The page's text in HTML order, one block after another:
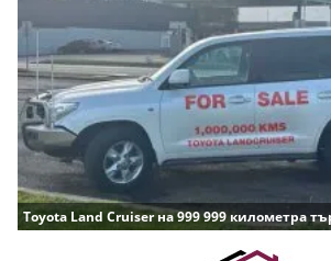
Toyota Land Cruiser на 999 999 километра